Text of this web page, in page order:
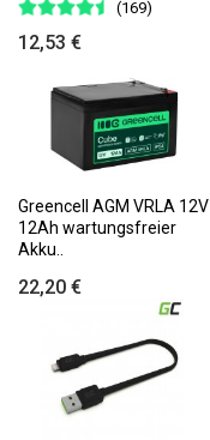
(169)
12,53 €
Greencell AGM VRLA 12V
12Ah wartungsfreier
Akku..
22,20 €